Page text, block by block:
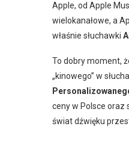
Apple, od Apple
wielokanałowe, a
właśnie słuchawki
To dobry moment,
„kinowego” w
ceny w Polsce oraz
świat dźwięku